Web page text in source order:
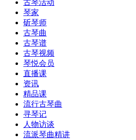
古琴活动
琴家
斫琴师
古琴曲
古琴谱
古琴视频
琴悦会员
直播课
资讯
精品课
流行古琴曲
寻琴记
人物访谈
流派琴曲精讲